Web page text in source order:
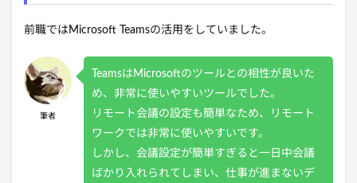
前職ではMicrosoft Teamsの活用をしていました。
筆者
TeamsはMicrosoftのツールとの相性が良いた
め、非常に使いやすいツールでした。
リモート会議の設定も簡単なため、リモート
ワークでは非常に使いやすいです。
しかし、会議設定が簡単すぎると一日中会議
ばかり入れられてしまい、仕事が進まないデ